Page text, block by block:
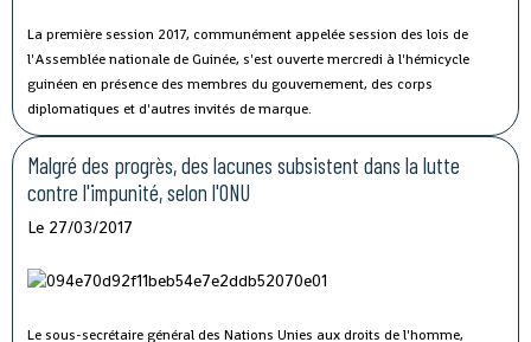
La première session 2017, communément appelée session des lois de
l'Assemblée nationale de Guinée, s'est ouverte mercredi à l'hémicycle
guinéen en présence des membres du gouvernement, des corps
diplomatiques et d'autres invités de marque.
Malgré des progrès, des lacunes subsistent dans la lutte
contre l'impunité, selon l'ONU
Le 27/03/2017
Le sous-secrétaire général des Nations Unies aux droits de l'homme,